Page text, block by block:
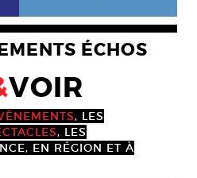
ÉCHOS
VOIR
, LES
, LES
EN RÉGION ET À